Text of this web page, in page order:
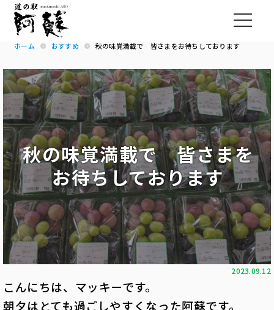
ホーム おすすめ 秋の味覚満載で 皆さまをお待ちしております
秋の味覚満載で 皆さまを
お待ちしております
2023.09.12
こんにちは、マッキーです。
朝夕はとても過ごしやすくなった阿蘇です。